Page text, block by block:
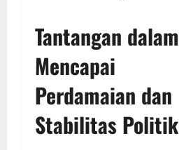
Tantangan dalam
Mencapai
Perdamaian dan
Stabilitas Politik